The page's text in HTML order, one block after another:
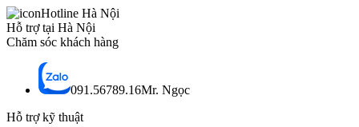
Hotline Hà Nội
Hỗ trợ tại Hà Nội
Chăm sóc khách hàng
091.56789.16Mr. Ngọc
Hỗ trợ kỹ thuật